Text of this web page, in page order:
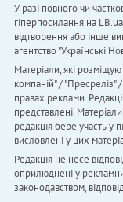
У разі повного чи
гіперпосилання на
відтворення або інше
агентство "Українськi
Матеріали, які
компаній" / "Пресреліз"
правах реклами.
представлені.
редакція бере участь у
висловлені у цих
Редакція не несе
оприлюднені у
законодавством,